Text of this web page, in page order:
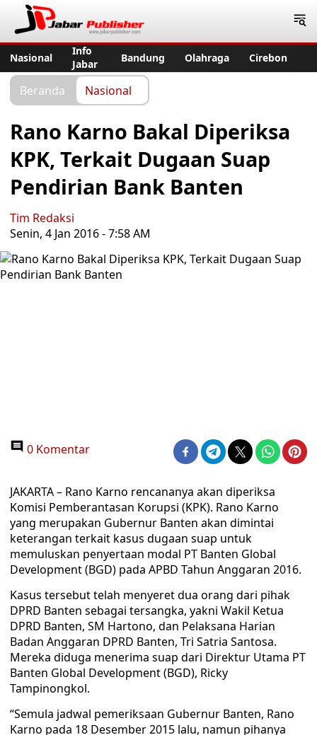
Nasional
Info
Jabar
Bandung Olahraga Cirebon
Beranda Nasional
Rano Karno Bakal Diperiksa
KPK, Terkait Dugaan Suap
Pendirian Bank Banten
Tim Redaksi
Senin, 4 Jan 2016 - 7:58 AM
0 Komentar
JAKARTA – Rano Karno rencananya akan diperiksa
Komisi Pemberantasan Korupsi (KPK). Rano Karno
yang merupakan Gubernur Banten akan dimintai
keterangan terkait kasus dugaan suap untuk
memuluskan penyertaan modal PT Banten Global
Development (BGD) pada APBD Tahun Anggaran 2016.
Kasus tersebut telah menyeret dua orang dari pihak
DPRD Banten sebagai tersangka, yakni Wakil Ketua
DPRD Banten, SM Hartono, dan Pelaksana Harian
Badan Anggaran DPRD Banten, Tri Satria Santosa.
Mereka diduga menerima suap dari Direktur Utama PT
Banten Global Development (BGD), Ricky
Tampinongkol.
“Semula jadwal pemeriksaan Gubernur Banten, Rano
Karno pada 18 Desember 2015 lalu, namun pihanya